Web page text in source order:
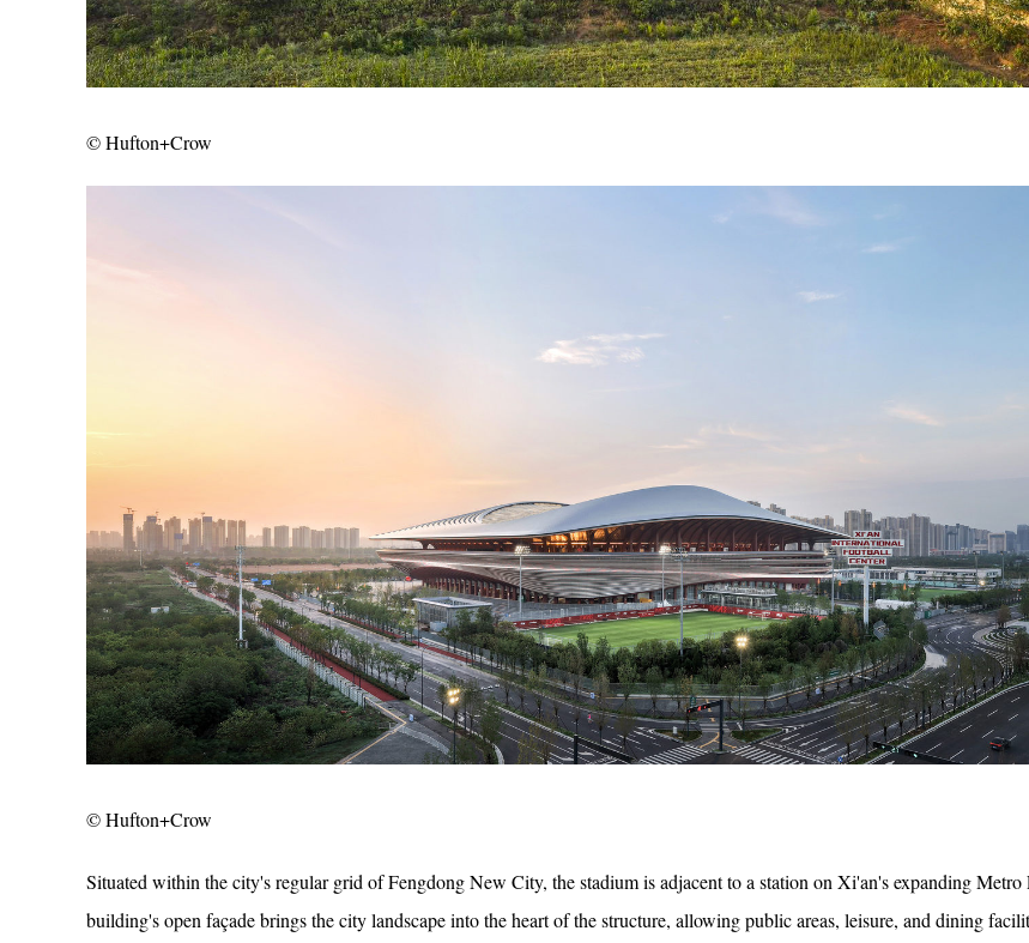
© Hufton+Crow
© Hufton+Crow
Situated within the city's regular grid of Fengdong New City, the stadium is adjacent to a station on Xi'an's expanding
building's open façade brings the city landscape into the heart of the structure, allowing public areas, leisure, and dining